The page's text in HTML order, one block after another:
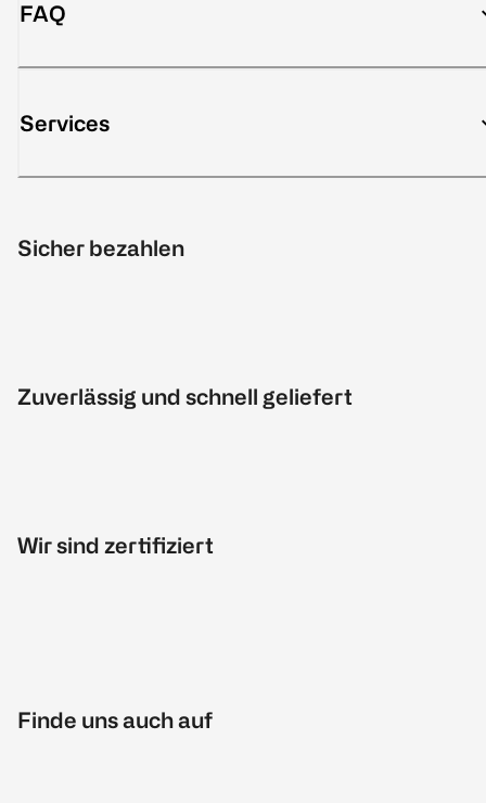
FAQ
Services
Sicher bezahlen
Zuverlässig und schnell geliefert
Wir sind zertifiziert
Finde uns auch auf